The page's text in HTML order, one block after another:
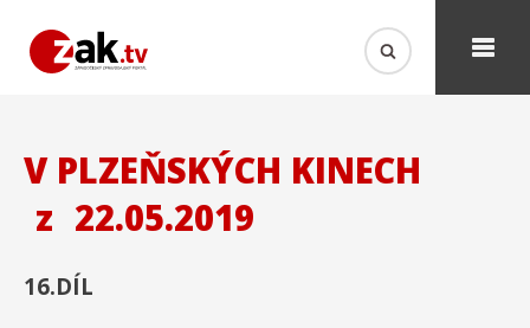
V PLZEŇSKÝCH KINECH
z 22.05.2019
16.DÍL